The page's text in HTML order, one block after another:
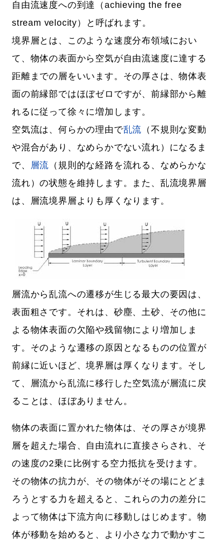
自由流速度への到達（achieving the free
stream velocity）と呼ばれます。
境界層とは、このような速度分布領域におい
て、物体の表面から空気が自由流速度に達する
距離までの層をいいます。その厚さは、物体表
面の前縁部ではほぼゼロですが、前縁部から離
れるに従って徐々に増加します。
空気流は、何らかの理由で乱流 （不規則な変動
や混合があり、なめらかでない流れ）になるま
で、
層流 （規則的な経路を流れる、なめらかな
流れ）の状態を維持します。また、乱流境界層
は、層流境界層よりも厚くなります。
層流から乱流への遷移が生じる最大の要因は、
表面粗さです。それは、砂塵、土砂、その他に
よる物体表面の欠陥や残留物により増加しま
す。そのような遷移の原因となるものの位置が
前縁に近いほど、境界層は厚くなります。そし
て、層流から乱流に移行した空気流が層流に戻
ることは、ほぼありません。
物体の表面に置かれた物体は、その厚さが境界
層を超えた場合、自由流れに直接さらされ、そ
の速度の2乗に比例する空力抵抗を受けます。
その物体の抗力が、その物体がその場にとどま
ろうとする力を超えると、これらの力の差分に
よって物体は下流方向に移動しはじめます。物
体が移動を始めると、より小さな力で動かすこ